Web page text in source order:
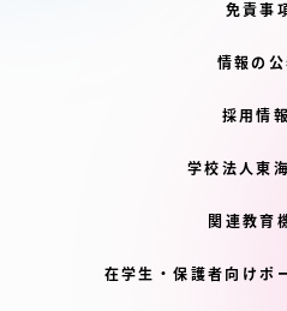
免責事
情報の公
採用情報
学校法人東
関連教育
在学生・保護者向けポ